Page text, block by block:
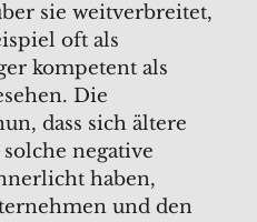
sie weitverbreitet,
oft als
kompetent als
Die
dass sich ältere
negative
haben,
und den